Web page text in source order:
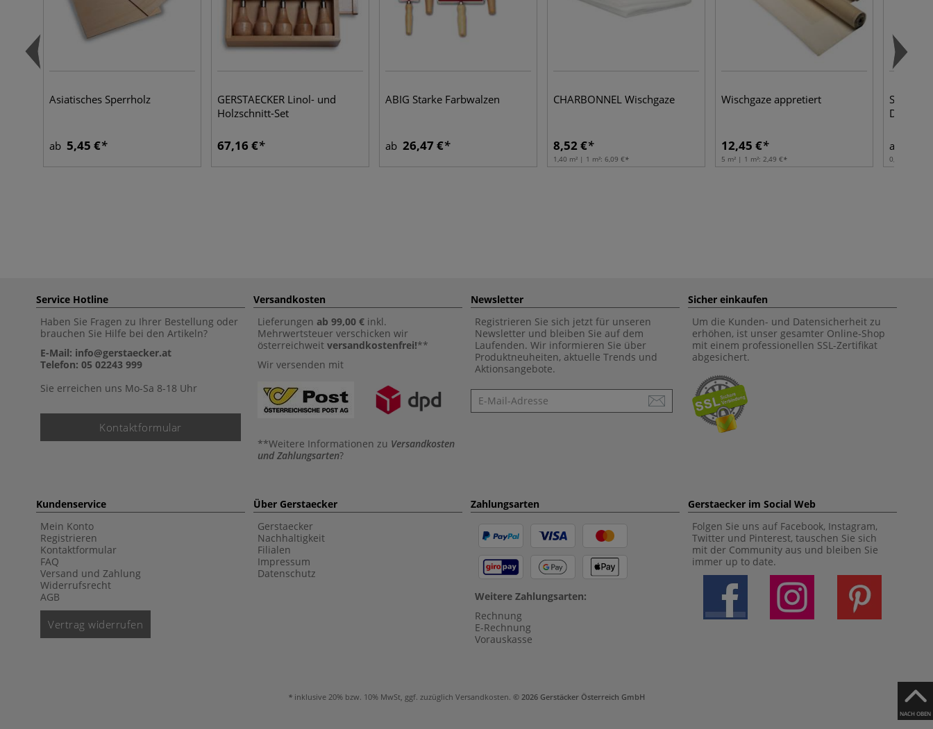
NACH OBEN
Asiatisches Sperrholz
ab 5,45 €
GERSTAECKER Linol- und
Holzschnitt-Set
67,16 €
ABIG Starke Farbwalzen
ab 26,47 €
CHARBONNEL Wischgaze
8,52 €
1,40 m² | 1 m²: 6,09 €
Wischgaze appretiert
12,45 €
5 m² | 1 m²: 2,49 €
ab
0,059 l | 1 l:
Service Hotline
Haben Sie Fragen zu Ihrer Bestellung oder
brauchen Sie Hilfe bei den Artikeln?
E-Mail: info@gerstaecker.at
Telefon: 05 02243 999
Sie erreichen uns Mo-Sa 8-18 Uhr
Kontaktformular
Versandkosten
Lieferungen ab 99,00 € inkl.
Mehrwertsteuer verschicken wir
österreichweit versandkostenfrei!**
Wir versenden mit
**Weitere Informationen zu Versandkosten
und Zahlungsarten?
Newsletter
Registrieren Sie sich jetzt für unseren
Newsletter und bleiben Sie auf dem
Laufenden. Wir informieren Sie über
Produktneuheiten, aktuelle Trends und
Aktionsangebote.
Newsletter
Sicher einkaufen
Um die Kunden- und Datensicherheit zu
erhöhen, ist unser gesamter Online-Shop
mit einem professionellen SSL-Zertifikat
abgesichert.
Kundenservice
Mein Konto
Registrieren
Kontaktformular
FAQ
Versand und Zahlung
Widerrufsrecht
AGB
Vertrag widerrufen
Über Gerstaecker
Gerstaecker
Nachhaltigkeit
Filialen
Impressum
Datenschutz
Zahlungsarten
Weitere Zahlungsarten:
Rechnung
E-Rechnung
Vorauskasse
Gerstaecker im Social Web
Folgen Sie uns auf Facebook, Instagram,
Twitter und Pinterest, tauschen Sie sich
mit der Community aus und bleiben Sie
immer up to date.
inklusive 20% bzw. 10% MwSt, ggf. zuzüglich Versandkosten. © 2026 Gerstäcker Österreich GmbH